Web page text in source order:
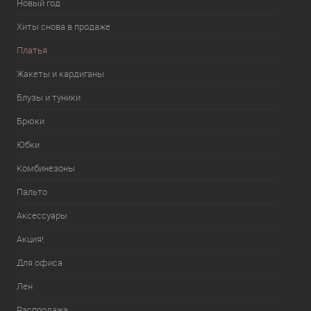
Новый год
Хиты снова в продаже
Платья
Жакеты и кардиганы
Блузы и туники
Брюки
Юбки
Комбинезоны
Пальто
Аксессуары
Акция!
Для офиса
Лен